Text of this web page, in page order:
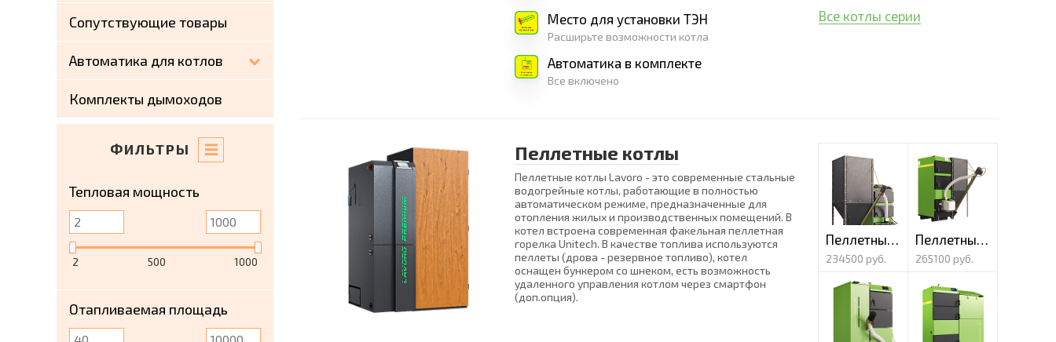
Сопутствующие товары
Автоматика для котлов
Комплекты дымоходов
ФИЛЬТРЫ
Тепловая мощность
2 500 1000
Отапливаемая площадь
Место для установки ТЭН
Расширьте возможности котла
Автоматика в комплекте
Все включено
Все котлы серии
Пеллетные котлы
Пеллетные котлы Lavoro - это современные стальные
водогрейные котлы, работающие в полностью
автоматическом режиме, предназначенные для
отопления жилых и производственных помещений. В
котел встроена современная факельная пеллетная
горелка Unitech. В качестве топлива используются
пеллеты (дрова - резервное топливо), котел
оснащен бункером со шнеком, есть возможность
удаленного управления котлом через смартфон
(доп.опция).
Пеллетный котел Lavoro Eco MF-15
234500 руб.
Пеллетный котел Lavoro Eco LF-16
265100 руб.